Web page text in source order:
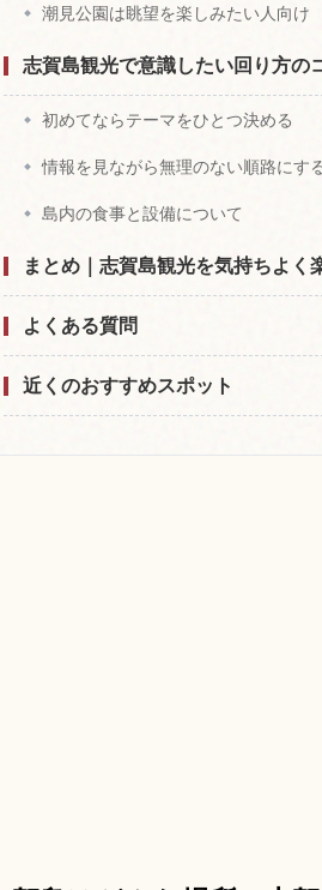
潮見公園は眺望を楽しみたい人向け
志賀島観光で意識したい回り方の
初めてならテーマをひとつ決める
情報を見ながら無理のない順路にす
島内の食事と設備について
まとめ｜志賀島観光を気持ちよく
よくある質問
近くのおすすめスポット